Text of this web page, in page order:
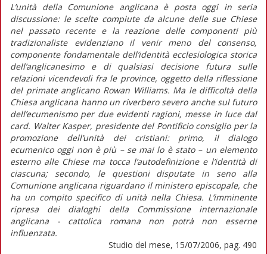
L’unità della Comunione anglicana è posta oggi in seria
discussione: le scelte compiute da alcune delle sue Chiese
nel passato recente e la reazione delle componenti più
tradizionaliste evidenziano il venir meno del consenso,
componente fondamentale dell’identità ecclesiologica storica
dell’anglicanesimo e di qualsiasi decisione futura sulle
relazioni vicendevoli fra le province, oggetto della riflessione
del primate anglicano Rowan Williams. Ma le difficoltà della
Chiesa anglicana hanno un riverbero severo anche sul futuro
dell’ecumenismo per due evidenti ragioni, messe in luce dal
card. Walter Kasper, presidente del Pontificio consiglio per la
promozione dell’unità dei cristiani: primo, il dialogo
ecumenico oggi non è più – se mai lo è stato – un elemento
esterno alle Chiese ma tocca l’autodefinizione e l’identità di
ciascuna; secondo, le questioni disputate in seno alla
Comunione anglicana riguardano il ministero episcopale, che
ha un compito specifico di unità nella Chiesa. L’imminente
ripresa dei dialoghi della Commissione internazionale
anglicana - cattolica romana non potrà non esserne
influenzata.
Studio del mese, 15/07/2006, pag. 490